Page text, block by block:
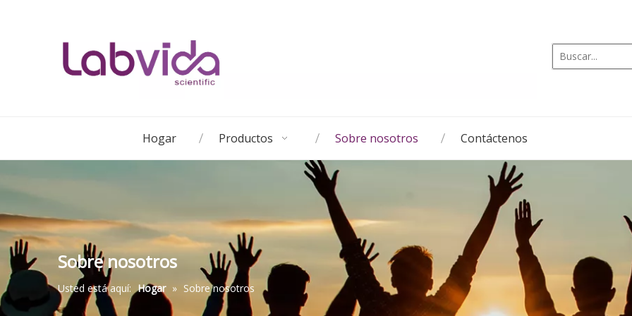
Hogar Productos Sobre nosotros Contáctenos
Sobre nosotros
Usted está aquí: Hogar » Sobre nosotros